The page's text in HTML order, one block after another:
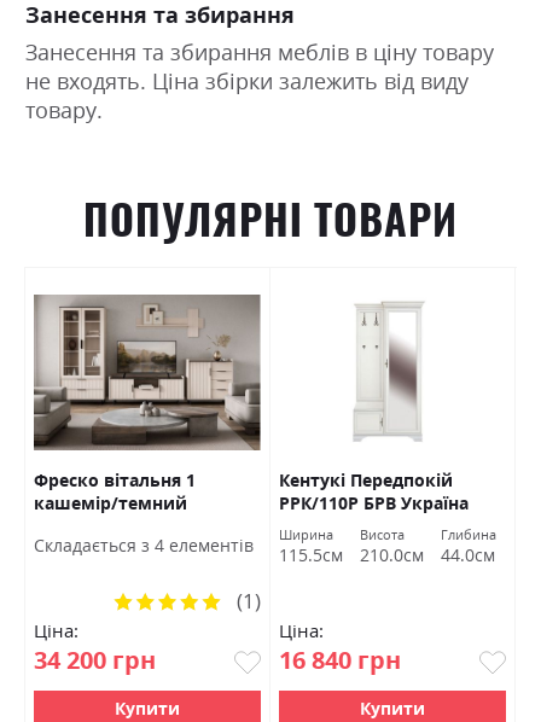
Занесення та збирання
Занесення та збирання меблів в ціну товару
не входять. Ціна збірки залежить від виду
товару.
ПОПУЛЯРНІ ТОВАРИ
Фреско вітальня 1
кашемір/темний
Cкладається з 4 елементів
Ціна:
34 200 грн
Рейтинг:
(1)
Купити
Кентукі Передпокій
РРК/110Р БРВ Україна
Ширина
115.5см
Висота
210.0см
Глибина
44.0см
Ціна:
16 840 грн
Купити